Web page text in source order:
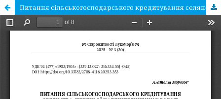
Питання сільськогосподарського кредитування селянства Середньої Наддніпрянщини у роботі місцевих комітетів Особливої наради з питань сільськогосподарської промисловості (1902-1903 рр.)